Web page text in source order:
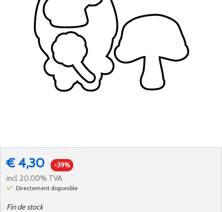
Fin de stock
€ 4,30 -39%
incl. 20.00% TVA
Directement disponible